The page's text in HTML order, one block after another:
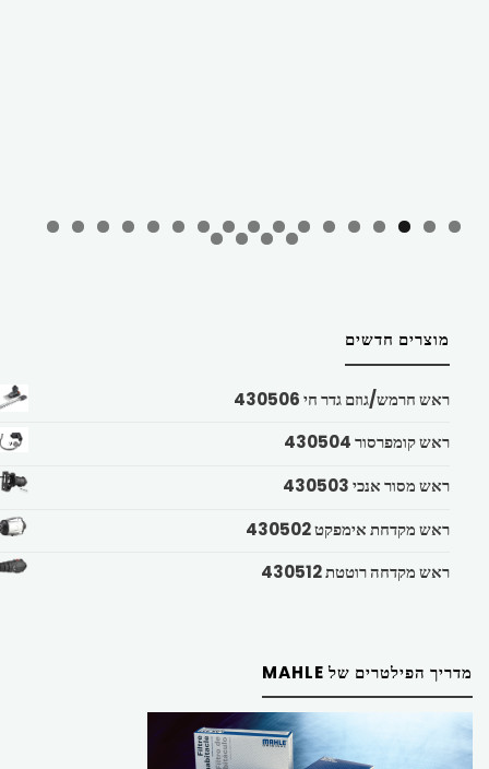
מוצרים חדשים
ראש חרמש/גוזם גדר חי 430506
ראש קומפרסור 430504
ראש מסור אנכי 430503
ראש מקדחת אימפקט 430502
ראש מקדחה רוטטת 430512
מדריך הפילטרים של MAHLE